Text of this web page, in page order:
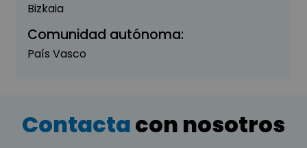
Bizkaia
Comunidad autónoma:
País Vasco
Contactacon nosotros